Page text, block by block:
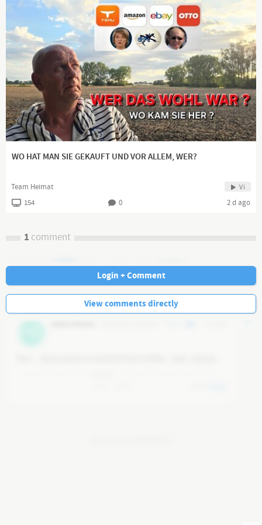
https://twitter.com/DigitalerC
https://vk.com/digitaler_chronist
https://www.instagram.com/digitaler_chronist/
facebook:https://bit.ly/3dCeTCh
DLive:https://dlive.tv/DigitalerChronist
Wenn Sie meine Arbeit schätzen und unterstützen möchten.
Davon hat man allerdings keinerlei Vorteile
Paypal:http://bit.ly/33P05wF
Bitcoin: 32maoSs4M816KbKrLAqGfoYp2LyZG58Jf6
WO HAT MAN SIE GEKAUFT UND VOR ALLEM, WER?
Team Heimat Vi
154 0 2 d ago
1 comment
Login + Comment
View comments directly